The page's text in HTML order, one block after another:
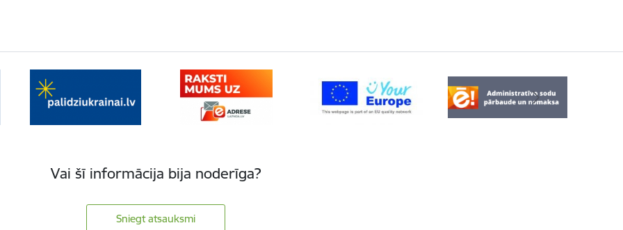
Vai šī informācija bija noderīga?
Sniegt atsauksmi